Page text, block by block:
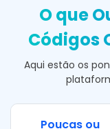
O que
Códigos
Aqui estão os
Poucas ou